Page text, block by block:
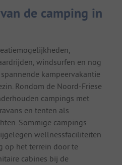
de camping in
windsurfen en nog
kampeervakantie
Rondom de Noord-Friese
campings met
en tenten als
Sommige campings
wellnessfaciliteiten
op het terrein door te
cabines bij de